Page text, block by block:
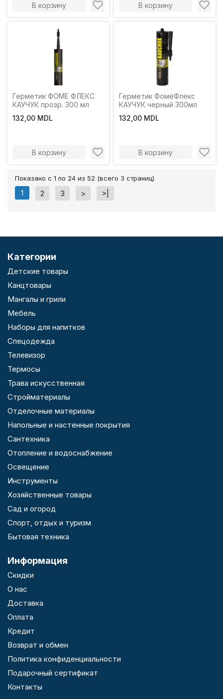
В корзину В корзину
Герметик ФОМЕ ФЛЕКС
КАУЧУК прозр. 300 мл
132,00 MDL
В корзину
Герметик ФомеФлекс
КАУЧУК черный 300мл
132,00 MDL
В корзину
Показано с 1 по 24 из 52 (всего 3 страниц)
1 2 3 > >|
Категории
Детские товары
Канцтовары
Мангалы и грили
Мебель
Наборы для напитков
Спецодежда
Телевизор
Термосы
Трава искусственная
Стройматериалы
Отделочные материалы
Напольные и настенные покрытия
Сантехника
Отопление и водоснабжение
Освещение
Инструменты
Хозяйственные товары
Сад и огород
Спорт, отдых и туризм
Бытовая техника
Информация
Скидки
О нас
Доставка
Оплата
Кредит
Возврат и обмен
Политика конфиденциальности
Подарочный сертификат
Контакты